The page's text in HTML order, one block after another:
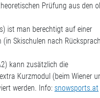
Prüfung aus den
ist man berechtigt auf einer
Skischulen nach
kann zusätzlich die
Kurzmodul (beim Wiener
werden. Info: snowsports.at